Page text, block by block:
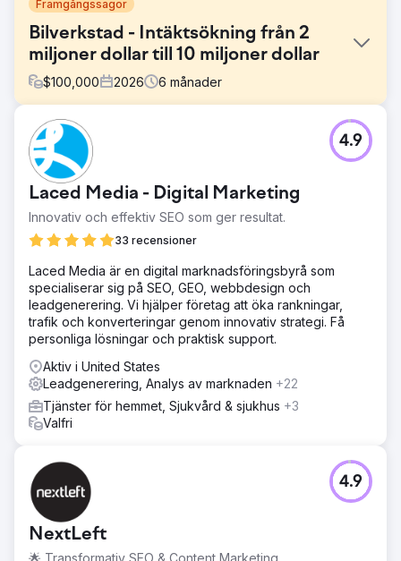
Framgångssagor
Bilverkstad - Intäktsökning från 2
miljoner dollar till 10 miljoner dollar
$100,000 2026 6 månader
Utmaning
Denna verkstad kämpade för att attrahera nya kunder
med en dåligt optimerad webbplats och ingen reklam.
Ägarna arbetade övertid för att locka kunder offline, men
det var inte skalbart och påverkade verksamheten
negativt. Parkeringsplatsen var mindre än 20 % full och
hade tillräckligt med arbetskraft för att enkelt fyrdubbla
verksamheten.
Lösning
Vårt team presenterade omedelbart en ny webbplats, helt
optimerad med SEO och konverteringsoptimering med
vår Max Acquisition-metod. Vi konfigurerade betalda
annonser på Google Ads / Google LSA / Bing Ads. Vi
visste att OCT-spårning av telefonsamtal/formulär skulle
vara avgörande för att utbilda Google i att förbättra
smarta bud, så vi implementerade offline
konverteringsspårning med Edge Tagging för att
maximera kunddatagenomströmningen till Google.
Den nya webbplatsen blev en enorm succé. Redan efter
lanseringen såg vi veckan därpå att den befintliga
organiska trafiken tredubblades jämfört med det
historiska genomsnittet. Betalda annonser lockade nya
kunder och vi kunde femdubbla företagets totala intäkter
inom sex månader. Företagsägaren hyrde ut en andra
Laced Media - Digital Marketing
Innovativ och effektiv SEO som ger resultat.
33 recensioner
4.9
Laced Media är en digital marknadsföringsbyrå som
specialiserar sig på SEO, GEO, webbdesign och
leadgenerering. Vi hjälper företag att öka rankningar,
trafik och konverteringar genom innovativ strategi. Få
personliga lösningar och praktisk support.
Aktiv i United States
Leadgenerering, Analys av marknaden +22
Tjänster för hemmet, Sjukvård & sjukhus +3
Valfri
NextLeft
🌟 Transformativ SEO & Content Marketing
4.9